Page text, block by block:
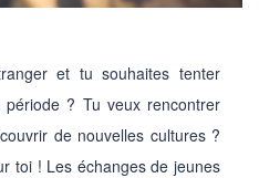
et tu souhaites tenter
période ? Tu veux rencontrer
de nouvelles cultures ?
toi ! Les échanges de jeunes